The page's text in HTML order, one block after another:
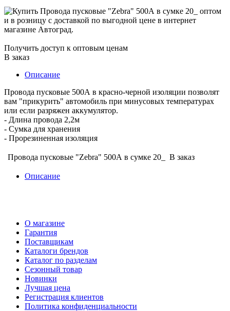
Получить доступ к оптовым ценам
В заказ
Описание
Провода пусковые 500А в красно-черной изоляции позволят
вам "прикурить" автомобиль при минусовых температурах
или если разряжен аккумулятор.
- Длина провода 2,2м
- Сумка для хранения
- Прорезиненная изоляция
Провода пусковые "Zebra" 500А в сумке 20_ В заказ
Описание
О магазине
Гарантия
Поставщикам
Каталоги брендов
Каталог по разделам
Сезонный товар
Новинки
Лучшая цена
Регистрация клиентов
Политика конфиденциальности